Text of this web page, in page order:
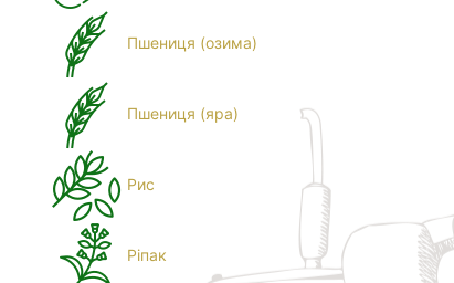
Пшениця (озима)
Пшениця (яра)
Рис
Ріпак